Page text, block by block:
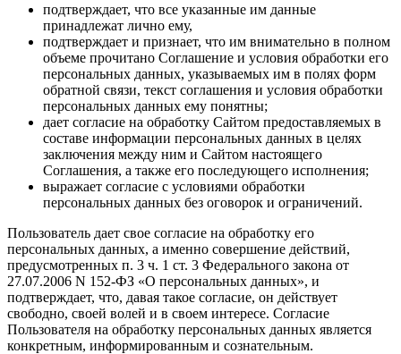
подтверждает, что все указанные им данные
принадлежат лично ему,
подтверждает и признает, что им внимательно в полном
объеме прочитано Соглашение и условия обработки его
персональных данных, указываемых им в полях форм
обратной связи, текст соглашения и условия обработки
персональных данных ему понятны;
дает согласие на обработку Сайтом предоставляемых в
составе информации персональных данных в целях
заключения между ним и Сайтом настоящего
Соглашения, а также его последующего исполнения;
выражает согласие с условиями обработки
персональных данных без оговорок и ограничений.
Пользователь дает свое согласие на обработку его
персональных данных, а именно совершение действий,
предусмотренных п. 3 ч. 1 ст. 3 Федерального закона от
27.07.2006 N 152-ФЗ «О персональных данных», и
подтверждает, что, давая такое согласие, он действует
свободно, своей волей и в своем интересе. Согласие
Пользователя на обработку персональных данных является
конкретным, информированным и сознательным.